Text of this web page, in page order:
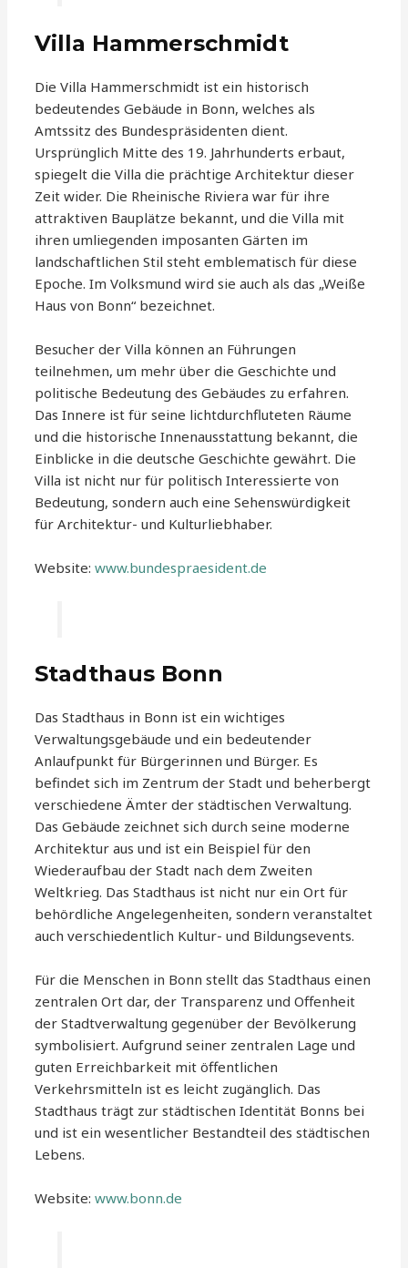
Villa Hammerschmidt
Die Villa Hammerschmidt ist ein historisch
bedeutendes Gebäude in Bonn, welches als
Amtssitz des Bundespräsidenten dient.
Ursprünglich Mitte des 19. Jahrhunderts erbaut,
spiegelt die Villa die prächtige Architektur dieser
Zeit wider. Die Rheinische Riviera war für ihre
attraktiven Bauplätze bekannt, und die Villa mit
ihren umliegenden imposanten Gärten im
landschaftlichen Stil steht emblematisch für diese
Epoche. Im Volksmund wird sie auch als das „Weiße
Haus von Bonn“ bezeichnet.
Besucher der Villa können an Führungen
teilnehmen, um mehr über die Geschichte und
politische Bedeutung des Gebäudes zu erfahren.
Das Innere ist für seine lichtdurchfluteten Räume
und die historische Innenausstattung bekannt, die
Einblicke in die deutsche Geschichte gewährt. Die
Villa ist nicht nur für politisch Interessierte von
Bedeutung, sondern auch eine Sehenswürdigkeit
für Architektur- und Kulturliebhaber.
Website:www.bundespraesident.de
Stadthaus Bonn
Das Stadthaus in Bonn ist ein wichtiges
Verwaltungsgebäude und ein bedeutender
Anlaufpunkt für Bürgerinnen und Bürger. Es
befindet sich im Zentrum der Stadt und beherbergt
verschiedene Ämter der städtischen Verwaltung.
Das Gebäude zeichnet sich durch seine moderne
Architektur aus und ist ein Beispiel für den
Wiederaufbau der Stadt nach dem Zweiten
Weltkrieg. Das Stadthaus ist nicht nur ein Ort für
behördliche Angelegenheiten, sondern veranstaltet
auch verschiedentlich Kultur- und Bildungsevents.
Für die Menschen in Bonn stellt das Stadthaus einen
zentralen Ort dar, der Transparenz und Offenheit
der Stadtverwaltung gegenüber der Bevölkerung
symbolisiert. Aufgrund seiner zentralen Lage und
guten Erreichbarkeit mit öffentlichen
Verkehrsmitteln ist es leicht zugänglich. Das
Stadthaus trägt zur städtischen Identität Bonns bei
und ist ein wesentlicher Bestandteil des städtischen
Lebens.
Website:www.bonn.de